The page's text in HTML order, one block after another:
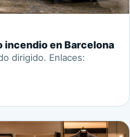
incendio en Barcelona
dirigido. Enlaces: